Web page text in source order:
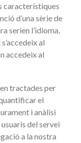
característiques
d’una sèrie de
serien l’idioma,
al
accedeix al
tractades per
el
i anàlisi
del servei
a la nostra